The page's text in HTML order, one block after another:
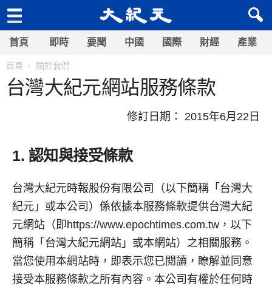
首頁 即時 要聞 中國 國際 財經 產業
首頁 關於我們
台灣大紀元網站服務條款
修訂日期： 2015年6月22日
1. 認知與接受條款
台灣大紀元時報股份有限公司（以下簡稱「台灣大
紀元」或本公司）係依據本服務條款提供台灣大紀
元網站（即https://www.epochtimes.com.tw，以下
簡稱「台灣大紀元網站」或本網站）之相關服務。
當您使用本網站時，即表示您已閱讀，瞭解並同意
接受本服務條款之所有內容。本公司有權於任何時